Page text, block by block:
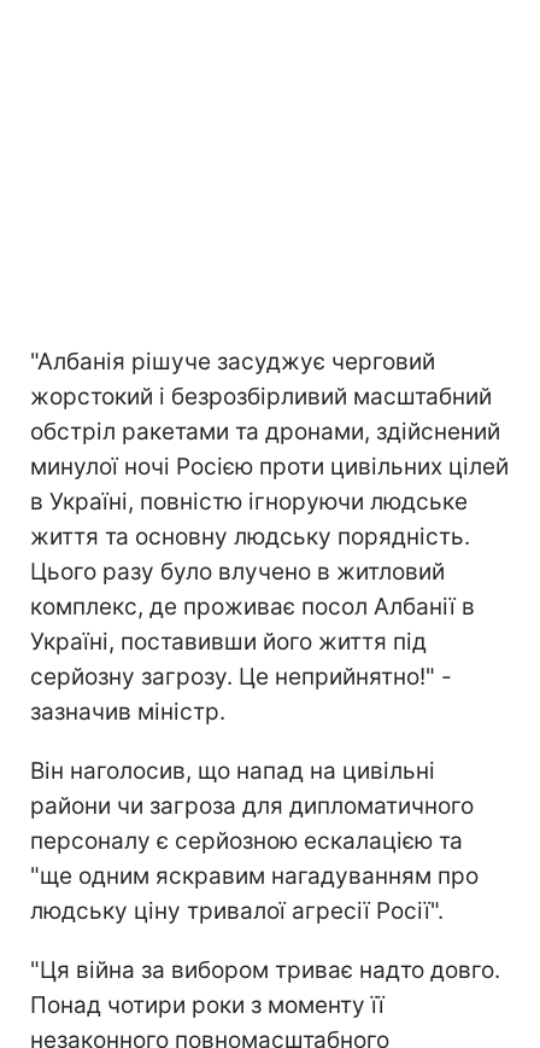
"Албанія рішуче засуджує черговий
жорстокий і безрозбірливий масштабний
обстріл ракетами та дронами, здійснений
минулої ночі Росією проти цивільних цілей
в Україні, повністю ігноруючи людське
життя та основну людську порядність.
Цього разу було влучено в житловий
комплекс, де проживає посол Албанії в
Україні, поставивши його життя під
серйозну загрозу. Це неприйнятно!" -
зазначив міністр.
Він наголосив, що напад на цивільні
райони чи загроза для дипломатичного
персоналу є серйозною ескалацією та
"ще одним яскравим нагадуванням про
людську ціну тривалої агресії Росії".
"Ця війна за вибором триває надто довго.
Понад чотири роки з моменту її
незаконного повномасштабного